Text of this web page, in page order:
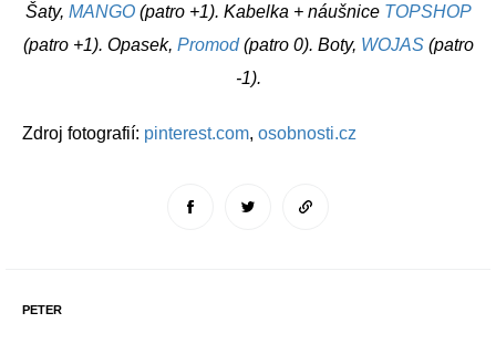
Šaty, MANGO (patro +1). Kabelka + náušnice TOPSHOP
(patro +1). Opasek, Promod(patro 0). Boty, WOJAS(patro
-1).
Zdroj fotografií: pinterest.com, osobnosti.cz
PETER